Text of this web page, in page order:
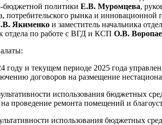
бюджетной политики Е.В. Муромцева,
потребительского рынка и инновационной
Якименко и заместитель начальника
отдела по работе с ВГД и КСП О.В.
году и текущем периоде 2025 года
договоров на размещение
использования
на проведение ремонта помещений и
использования бюджетных